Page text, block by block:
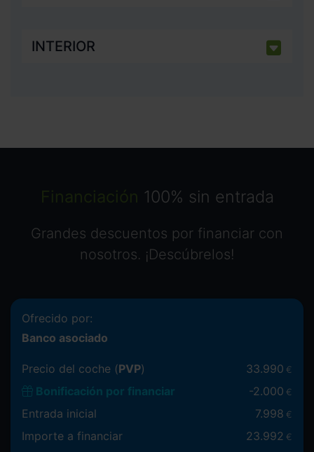
INTERIOR
Financiación 100% sin entrada
Grandes descuentos por financiar con
nosotros. ¡Descúbrelos!
Ofrecido por:
Banco asociado
Precio del coche (PVP) 33.990 €
Bonificación por financiar -2.000 €
Entrada inicial 7.998 €
Importe a financiar 23.992 €